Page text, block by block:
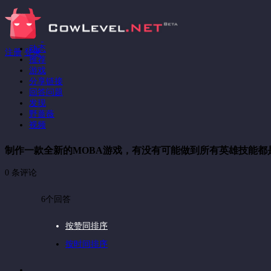
注册 登录
动态
推荐
游戏
分享链接
回答问题
发现
野蔷薇
视频
制作一款全新的MOBA游戏，有没有可能做到所有英雄技能都
0 条评论
6个回答
按赞同排序
按时间排序